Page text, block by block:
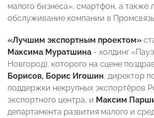
малого бизнеса», смартфон, а также
обслуживание компании в
«Лучшим экспортным проектом»
Максима Муратшина - холдинг
Новгород), которого на сцене
Борисов, Борис Игошин, директор
поддержки некрупных экспортёров
экспортного центра, и Максим
департамента развития малого и